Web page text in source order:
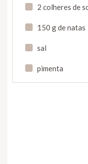
2 colheres de
150 g de natas
sal
pimenta